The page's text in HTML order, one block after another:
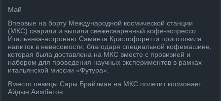
Май
Впервые на борту Международной космической станции
(МКС) сварили и выпили свежесваренный кофе-эспрессо.
Итальянка-астронавт Саманта Кристофоретти приготовила
напиток в невесомости, благодаря специальной кофемашине,
которая была доставлена на МКС вместе с провизией и
набором для проведения научных экспериментов в рамках
итальянской миссии «Футура».
Вместо певицы Сары Брайтман на МКС полетит космонавт
Айдын Аимбетов